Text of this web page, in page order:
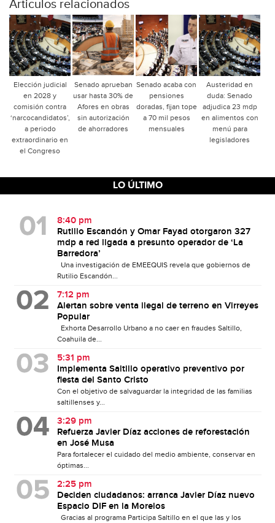
Articulos relacionados
Elección judicial
en 2028 y
comisión contra
‘narcocandidatos’,
a periodo
extraordinario en
el Congreso
Senado aprueban
usar hasta 30% de
Afores en obras
sin autorización
de ahorradores
Senado acaba con
pensiones
doradas, fijan tope
a 70 mil pesos
mensuales
Austeridad en
duda: Senado
adjudica 23 mdp
en alimentos con
menú para
legisladores
LO ÚLTIMO
8:40 pm
Rutilio Escandón y Omar Fayad otorgaron 327
mdp a red ligada a presunto operador de ‘La
Barredora’
Una investigación de EMEEQUIS revela que gobiernos de
Rutilio Escandón...
7:12 pm
Alertan sobre venta ilegal de terreno en Virreyes
Popular
Exhorta Desarrollo Urbano a no caer en fraudes Saltillo,
Coahuila de...
5:31 pm
Implementa Saltillo operativo preventivo por
fiesta del Santo Cristo
Con el objetivo de salvaguardar la integridad de las familias
saltillenses y...
3:29 pm
Refuerza Javier Díaz acciones de reforestación
en José Musa
Para fortalecer el cuidado del medio ambiente, conservar en
óptimas...
2:25 pm
Deciden ciudadanos: arranca Javier Díaz nuevo
Espacio DIF en la Morelos
Gracias al programa Participa Saltillo en el que las y los